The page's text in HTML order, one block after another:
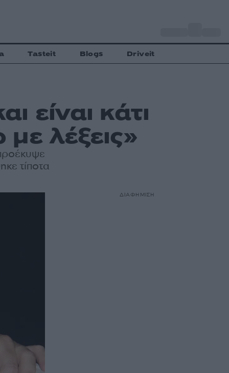
Tasteit Blogs Driveit
είναι κάτι
λέξεις»
τίποτα
ΔΙΑΦΗΜΙΣΗ